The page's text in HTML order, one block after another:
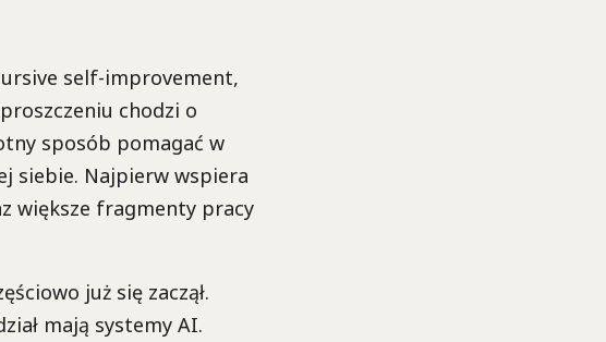
self-improvement,
chodzi o
sposób pomagać w
siebie. Najpierw wspiera
większe fragmenty pracy
już się zaczął.
mają systemy AI.